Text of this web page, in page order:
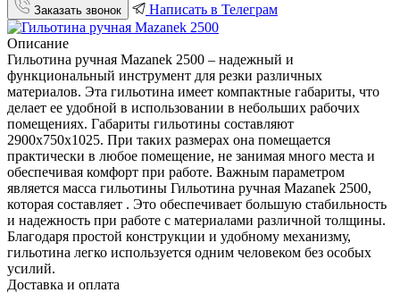
Заказать звонок Написать в Телеграм
Описание
Гильотина ручная Mazanek 2500 – надежный и
функциональный инструмент для резки различных
материалов. Эта гильотина имеет компактные габариты, что
делает ее удобной в использовании в небольших рабочих
помещениях. Габариты гильотины составляют
2900х750х1025. При таких размерах она помещается
практически в любое помещение, не занимая много места и
обеспечивая комфорт при работе. Важным параметром
является масса гильотины Гильотина ручная Mazanek 2500,
которая составляет . Это обеспечивает большую стабильность
и надежность при работе с материалами различной толщины.
Благодаря простой конструкции и удобному механизму,
гильотина легко используется одним человеком без особых
усилий.
Доставка и оплата